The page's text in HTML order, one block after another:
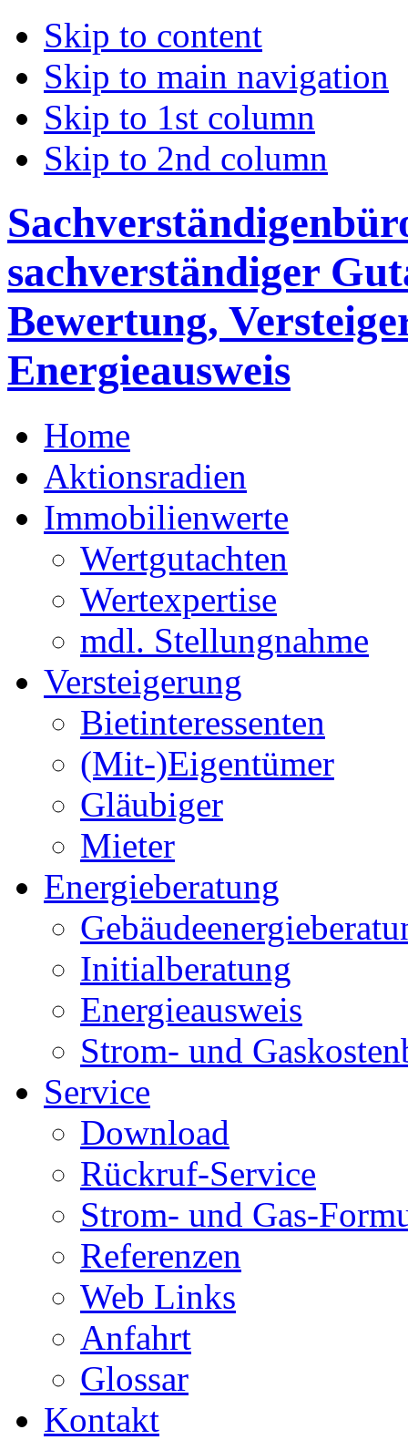
Skip to content
Skip to main navigation
Skip to 1st column
Skip to 2nd column
sachverständiger
Bewertung,
Energieausweis
Home
Aktionsradien
Immobilienwerte
Wertgutachten
Wertexpertise
mdl. Stellungnahme
Versteigerung
Bietinteressenten
(Mit-)Eigentümer
Gläubiger
Mieter
Energieberatung
Initialberatung
Energieausweis
Strom- und
Service
Download
Rückruf-Service
Strom- und Gas-
Referenzen
Web Links
Anfahrt
Glossar
Kontakt